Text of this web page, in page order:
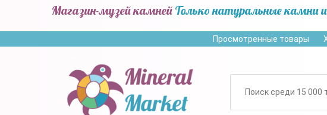
Магазин-музей камней Только натуральные камни
Просмотренные товары